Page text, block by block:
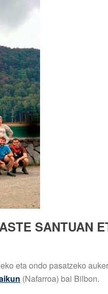
SANTUAN
eta ondo pasatzeko
(Nafarroa) bai Bilbon.